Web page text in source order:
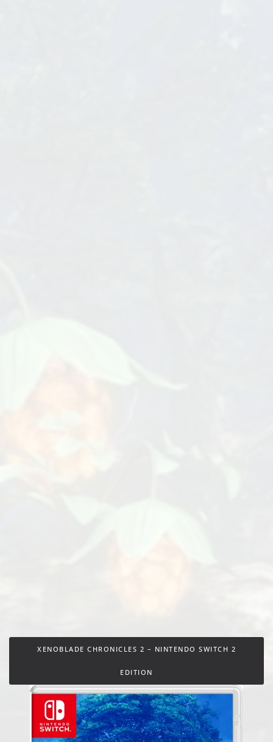
XENOBLADE CHRONICLES 2 – NINTENDO SWITCH 2
EDITION